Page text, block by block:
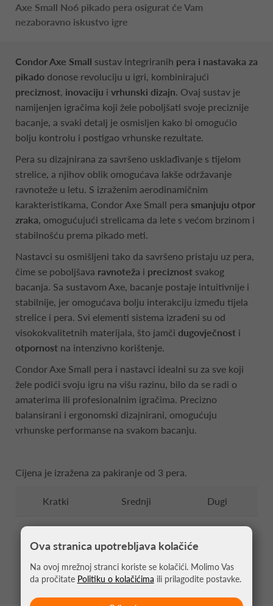
Axe Small No6 pikado pera osigurat će Vam
nezaboravno iskustvo igre
Condor Axe Small sustav integriranih pera i nastavaka za
pikado donose revoluciju u igri, kombinirajući
preciznost, inovaciju i vrhunski dizajn. Ovaj sustav je
namijenjen igračima koji žele poboljšati svoje preciznije
bacanje, a svaki detalj je osmisljen kako bi omogućio
bolju kontrolu i postigao vrhunske rezultate.
Pera su dizajnirana za savršeno usklađivanje s tijelom
strelice, a njihov oblik omogućava lakše održavanje
ravnoteže u letu. S izraženim aerodinamičnim
karakteristikama, Condor Axe Small pera smanjuju otpor
zraka, omogućujući strelicama da lete s većom brzinom i
stabilnošću prema pikado meti.
Nastavci su osmišljeni tako da savršeno pristaju uz pera,
čime se poboljšava ravnoteža i preciznost svakog
bacanja. Sa sustavom Axe, bacanje postaje intuitivnije i
stabilnije, jer omogućava bolju interakciju između tijela
strelice i pera. Svi elementi sistema izrađeni su od
visokokvalitetnih materijala, što jamči dugovječnost i
otpornost na intenzivno korištenje.
Condor Axe Small pera i nastavci idealni su za sve koji
žele podići svoju igru na višu razinu, bilo da se radi o
amaterima ili profesionalnim igračima. Precizno
balansirani i ergonomski dizajnirani, omogućuju
vrhunske performanse na svakom bacanju.
Cijena je izražena za pakiranje od 3 pera.
Kratki Srednji Dugi
Ova stranica upotrebljava kolačiće
Na ovoj mrežnoj stranci koriste se kolačići. Molimo Vas
da pročitate Politiku o kolačićima ili prilagodite postavke.